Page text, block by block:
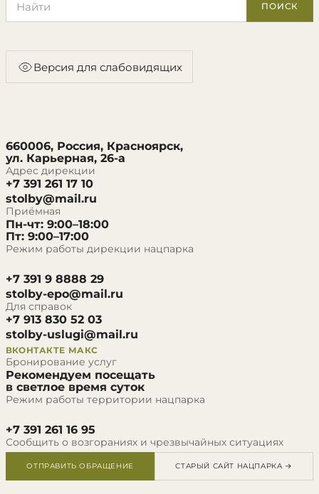
ПОИСК
Версия для слабовидящих
660006, Россия, Красноярск,
ул. Карьерная, 26-а
Адрес дирекции
+7 391 261 17 10
stolby@mail.ru
Приёмная
Пн-чт: 9:00–18:00
Пт: 9:00–17:00
Режим работы дирекции нацпарка
+7 391 9 8888 29
stolby-epo@mail.ru
Для справок
+7 913 830 52 03
stolby-uslugi@mail.ru
ВКОНТАКТЕ МАКС
Бронирование услуг
Рекомендуем посещать
в светлое время суток
Режим работы территории нацпарка
+7 391 261 16 95
Сообщить о возгораниях и чрезвычайных ситуациях
ОТПРАВИТЬ ОБРАЩЕНИЕ СТАРЫЙ САЙТ НАЦПАРКА →